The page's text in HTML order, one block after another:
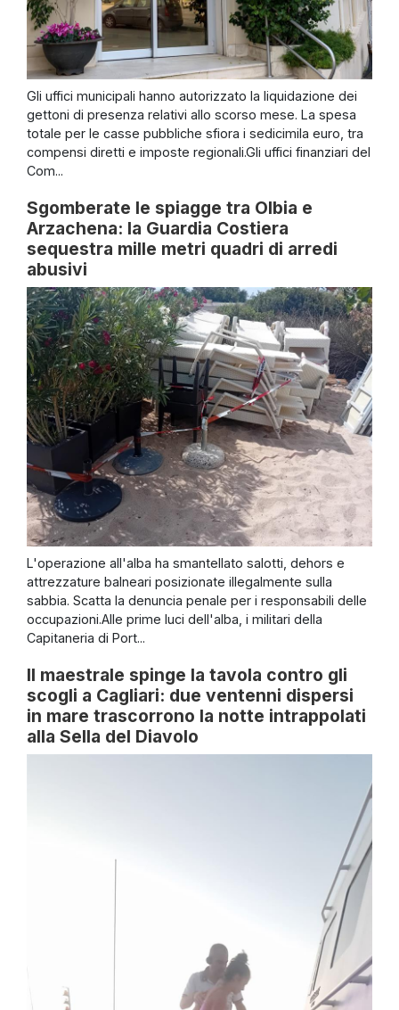
Gli uffici municipali hanno autorizzato la liquidazione dei
gettoni di presenza relativi allo scorso mese. La spesa
totale per le casse pubbliche sfiora i sedicimila euro, tra
compensi diretti e imposte regionali.Gli uffici finanziari del
Com...
Sgomberate le spiagge tra Olbia e
Arzachena: la Guardia Costiera
sequestra mille metri quadri di arredi
abusivi
L'operazione all'alba ha smantellato salotti, dehors e
attrezzature balneari posizionate illegalmente sulla
sabbia. Scatta la denuncia penale per i responsabili delle
occupazioni.Alle prime luci dell'alba, i militari della
Capitaneria di Port...
Il maestrale spinge la tavola contro gli
scogli a Cagliari: due ventenni dispersi
in mare trascorrono la notte intrappolati
alla Sella del Diavolo